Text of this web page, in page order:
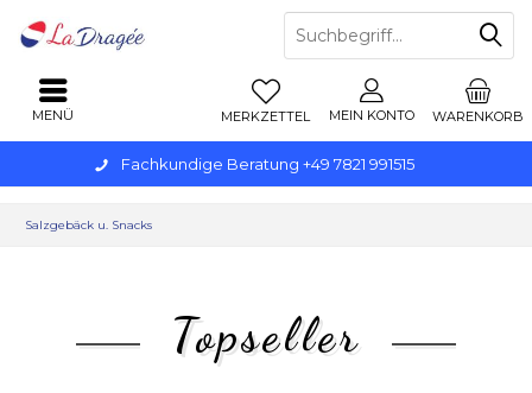
Fachkundige Beratung +49 7821 991515
WARENKORB
MERKZETTEL MEIN KONTO
MENÜ
Salzgebäck u. Snacks
Topseller